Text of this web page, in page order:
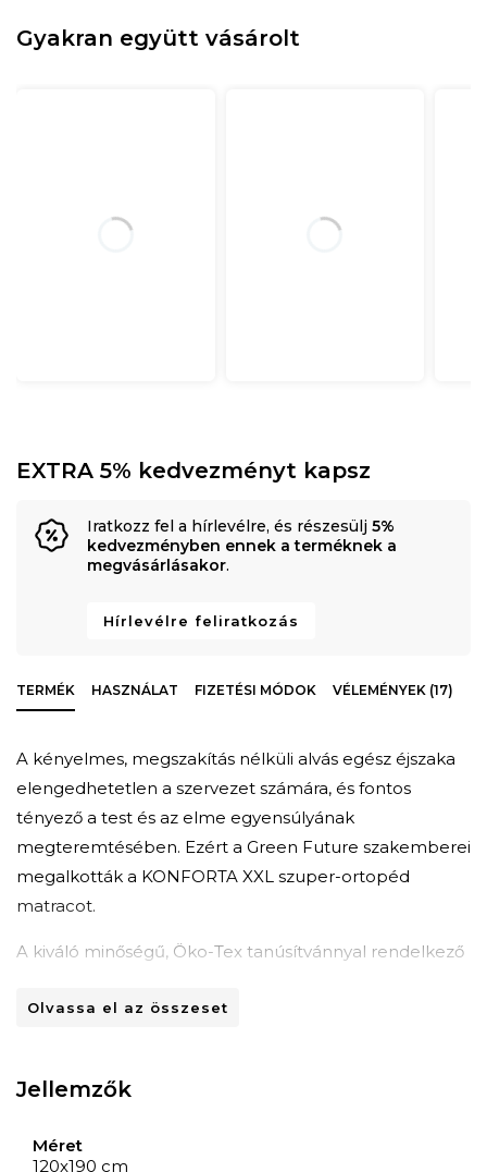
Gyakran együtt vásárolt
EXTRA 5% kedvezményt kapsz
Iratkozz fel a hírlevélre, és részesülj 5%
kedvezményben ennek a terméknek a
megvásárlásakor.
Hírlevélre feliratkozás
TERMÉK HASZNÁLAT FIZETÉSI MÓDOK VÉLEMÉNYEK (17)
A kényelmes, megszakítás nélküli alvás egész éjszaka
elengedhetetlen a szervezet számára, és fontos
tényező a test és az elme egyensúlyának
megteremtésében. Ezért a Green Future szakemberei
megalkották a KONFORTA XXL szuper-ortopéd
matracot.
A kiváló minőségű, Öko-Tex tanúsítvánnyal rendelkező
matrac szerkezetét a Green Form HD® Massage
és a gerinc helyes helyzetét, hátfájás nélkül alvás
Olvassa el az összeset
Jellemzők
Méret
120x190 cm